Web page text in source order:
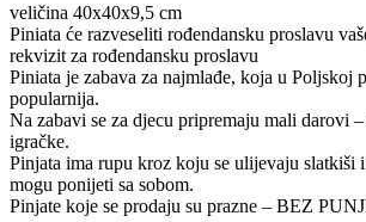
veličina 40x40x9,5 cm
Piniata će razveseliti rođendansku proslavu
rekvizit za rođendansku proslavu
Piniata je zabava za najmlađe, koja u Poljskoj
popularnija.
Na zabavi se za djecu pripremaju mali darovi
igračke.
Pinjata ima rupu kroz koju se ulijevaju slatkiši
mogu ponijeti sa sobom.
Pinjate koje se prodaju su prazne – BEZ